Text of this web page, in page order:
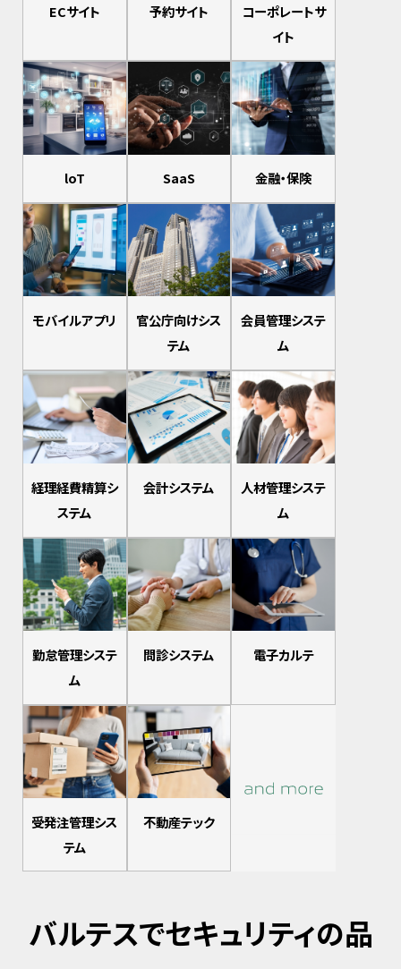
ECサイト 予約サイト
コーポレートサ
イト
loT SaaS 金融・保険
モバイルアプリ
官公庁向けシス
テム
会員管理システ
ム
経理経費精算シ
ステム
会計システム
人材管理システ
ム
勤怠管理システ
ム
問診システム 電子カルテ
受発注管理シス
テム
不動産テック
バルテスでセキュリティの品